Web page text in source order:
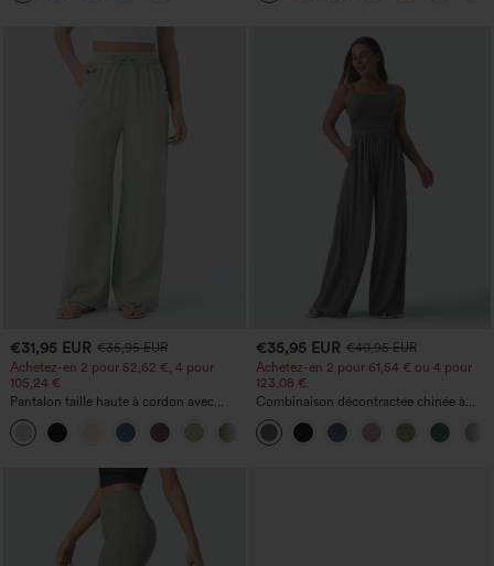
€31,95 EUR €35,95 EUR
Achetez-en 2 pour 52,62 €, 4 pour
105,24 €
Pantalon taille haute à cordon avec
poches, jambe large et coupe ample,
style décontracté, effet lin
+15
€35,95 EUR €40,95 EUR
Achetez-en 2 pour 61,54 € ou 4 pour
123,08 €.
Combinaison décontractée chinée à
bretelles réglables, fronces et jambes
larges, avec poches — facile comme
tout